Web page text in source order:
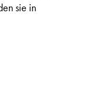
sie in